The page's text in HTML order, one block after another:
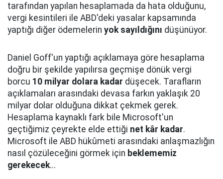
tarafından yapılan hesaplamada da hata olduğunu,
vergi kesintileri ile ABD'deki yasalar kapsamında
yaptığı diğer ödemelerin yok sayıldığını düşünüyor.
Daniel Goff'un yaptığı açıklamaya göre hesaplama
doğru bir şekilde yapılırsa geçmişe dönük vergi
borcu 10 milyar dolara kadar düşecek. Tarafların
açıklamaları arasındaki devasa farkın yaklaşık 20
milyar dolar olduğuna dikkat çekmek gerek.
Hesaplama kaynaklı fark bile Microsoft'un
geçtiğimiz çeyrekte elde ettiği net kâr kadar.
Microsoft ile ABD hükûmeti arasındaki anlaşmazlığın
nasıl çözüleceğini görmek için beklememiz
gerekecek...